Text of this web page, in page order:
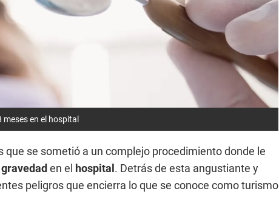
en el hospital
que se sometió a un complejo procedimiento donde le
gravedaden el hospital. Detrás de esta angustiante y
peligros que encierra lo que se conoce como turismo